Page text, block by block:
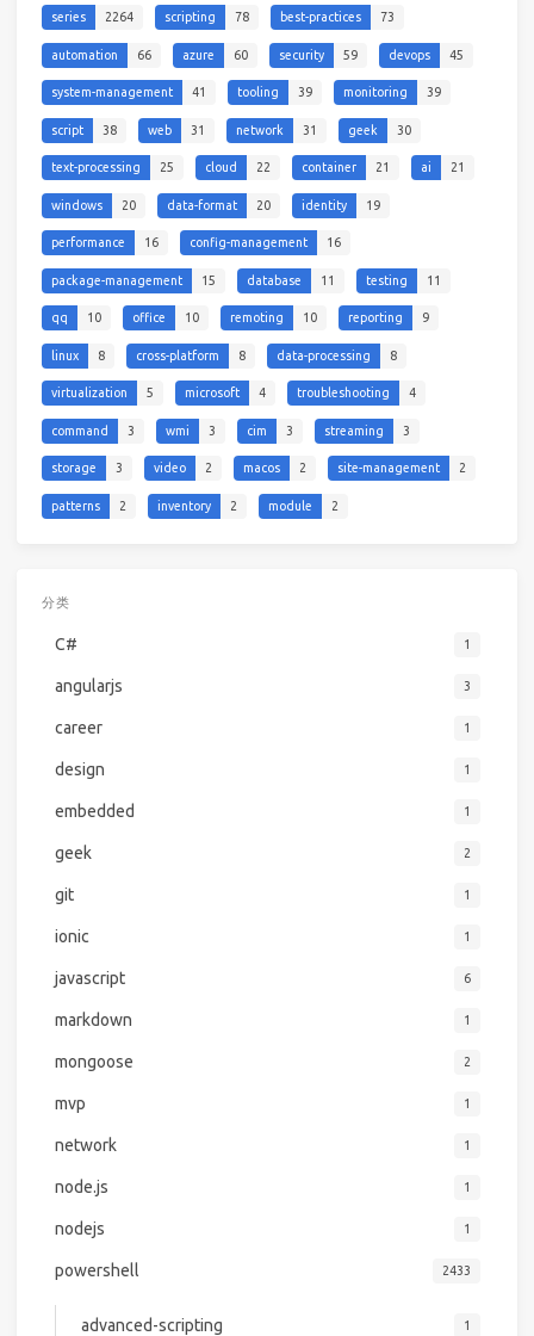
series 2264 scripting 78 best-practices 73
automation 66 azure 60 security 59 devops 45
system-management 41 tooling 39 monitoring 39
script 38 web 31 network 31 geek 30
text-processing 25 cloud 22 container 21 ai 21
windows 20 data-format 20 identity 19
performance 16 config-management 16
package-management 15 database 11 testing 11
qq 10 office 10 remoting 10 reporting 9
linux 8 cross-platform 8 data-processing 8
virtualization 5 microsoft 4 troubleshooting 4
command 3 wmi 3 cim 3 streaming 3
storage 3 video 2 macos 2 site-management 2
patterns 2 inventory 2 module 2
分类
C# 1
angularjs 3
career 1
design 1
embedded 1
geek 2
git 1
ionic 1
javascript 6
markdown 1
mongoose 2
mvp 1
network 1
node.js 1
nodejs 1
powershell 2433
advanced-scripting 1